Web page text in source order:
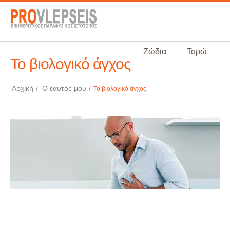
Ζώδια Ταρώ
Το βιολογικό άγχος
Αρχική / Ο εαυτός μου / Το βιολογικό άγχος